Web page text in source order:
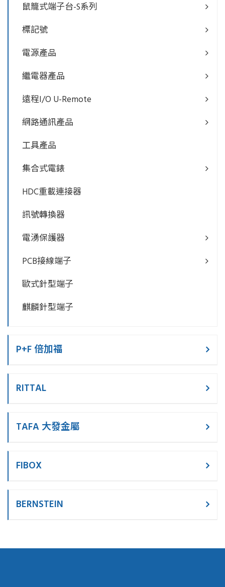
鼠籠式端子台-S系列
標記號
電源產品
繼電器產品
遠程I/O U-Remote
網路通訊產品
工具產品
集合式電錶
HDC重載連接器
訊號轉換器
電湧保護器
PCB接線端子
歐式針型端子
麒麟針型端子
P+F 倍加福
RITTAL
TAFA 大發金屬
FIBOX
BERNSTEIN